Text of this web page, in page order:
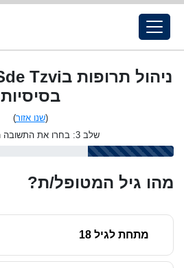
בסיסיות
(שנו אזור)
שלב 3: בחרו את התשובה המתאימה.
מהו גיל המטופל/ת?
מתחת לגיל 18